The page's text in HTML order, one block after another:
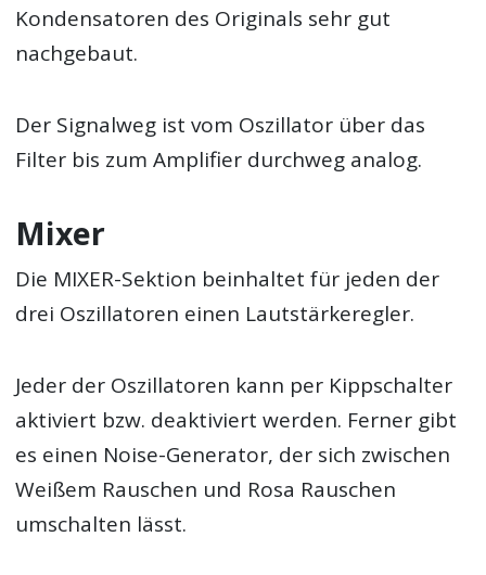
Kondensatoren des Originals sehr gut
nachgebaut.
Der Signalweg ist vom Oszillator über das
Filter bis zum Amplifier durchweg analog.
Mixer
Die MIXER-Sektion beinhaltet für jeden der
drei Oszillatoren einen Lautstärkeregler.
Jeder der Oszillatoren kann per Kippschalter
aktiviert bzw. deaktiviert werden. Ferner gibt
es einen Noise-Generator, der sich zwischen
Weißem Rauschen und Rosa Rauschen
umschalten lässt.